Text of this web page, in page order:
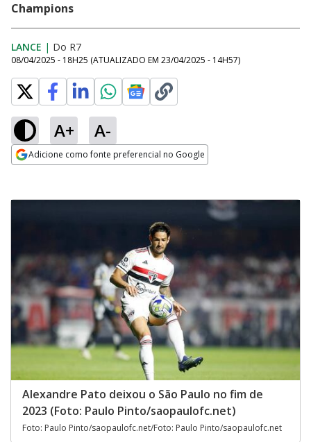
Champions
LANCE | Do R7
08/04/2025 - 18H25 (ATUALIZADO EM 23/04/2025 - 14H57)
A+ A-
Adicione como fonte preferencial no Google
Alexandre Pato deixou o São Paulo no fim de
2023 (Foto: Paulo Pinto/saopaulofc.net)
Foto: Paulo Pinto/saopaulofc.net/Foto: Paulo Pinto/saopaulofc.net